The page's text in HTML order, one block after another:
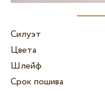
Силуэт
Цвета
Шлейф
Срок пошива